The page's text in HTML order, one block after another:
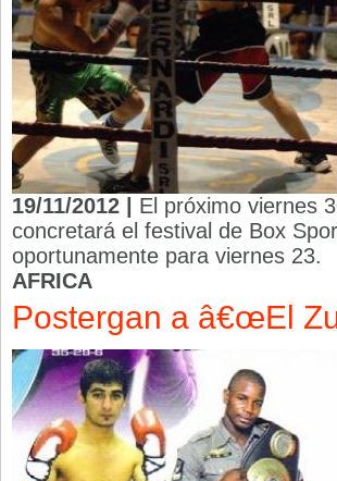
19/11/2012 | El próximo viernes
concretará el festival de Box
oportunamente para viernes 23.
AFRICA
Postergan a â€œEl